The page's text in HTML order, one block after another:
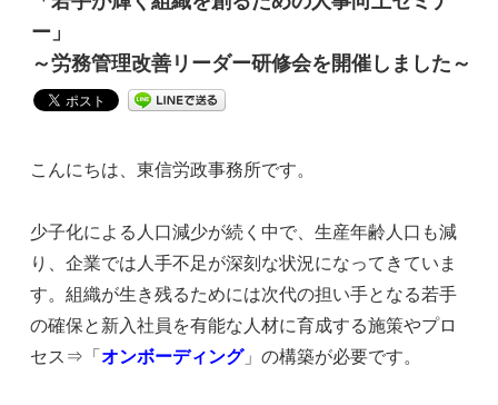
ー」
～労務管理改善リーダー研修会を開催しました～
こんにちは、東信労政事務所です。
少子化による人口減少が続く中で、生産年齢人口も減
り、企業では人手不足が深刻な状況になってきていま
す。組織が生き残るためには次代の担い手となる若手
の確保と新入社員を有能な人材に育成する施策やプロ
セス⇒「オンボーディング」の構築が必要です。